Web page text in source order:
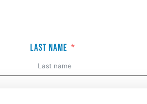
Last name